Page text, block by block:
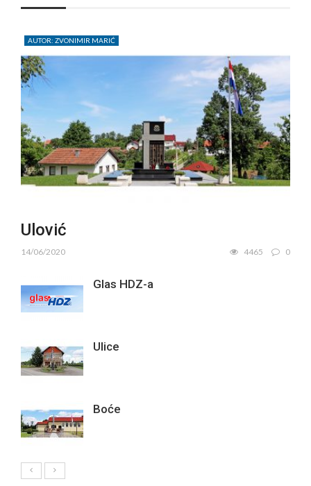
AUTOR: ZVONIMIR MARIĆ
Ulović
14/06/2020 4465 0
Glas HDZ-a
Ulice
Boće